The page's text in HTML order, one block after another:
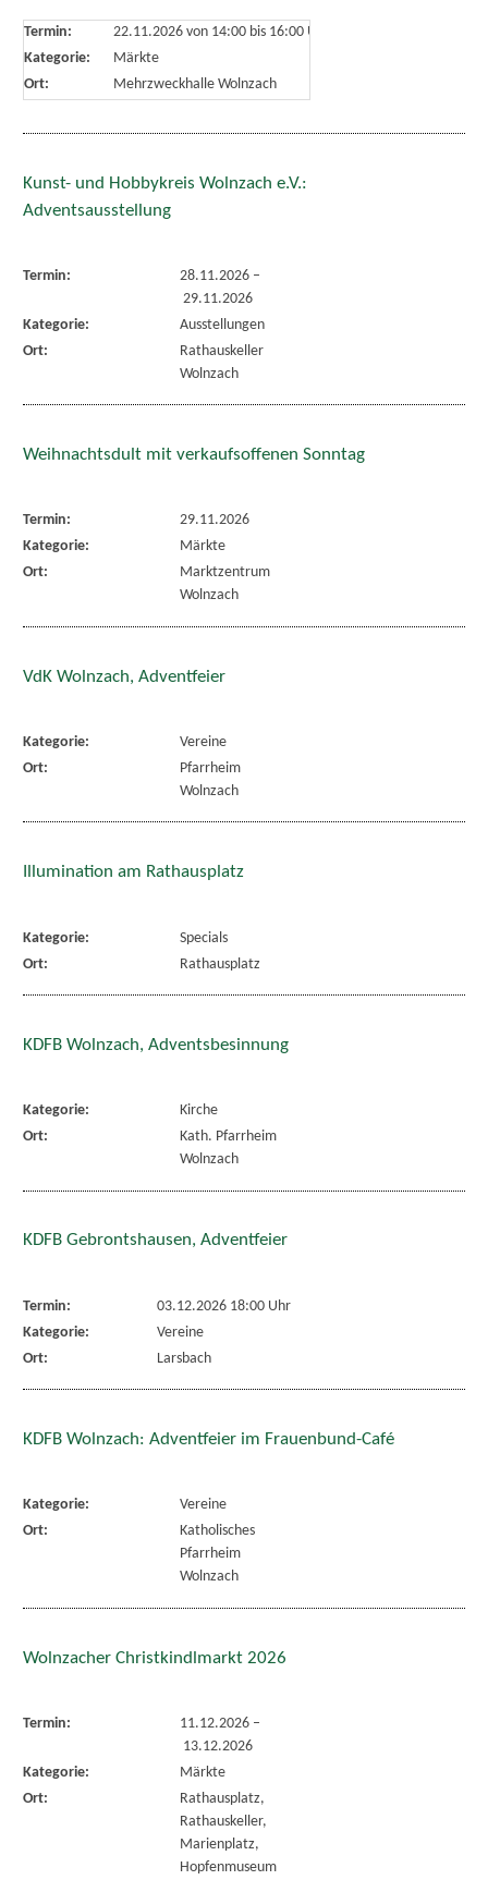
Termin: 22.11.2026 von 14:00bis 16:00 Uhr
Kategorie:
Märkte
Ort:
Mehrzweckhalle Wolnzach
Kunst- und Hobbykreis Wolnzach e.V.:
Adventsausstellung
Termin: 28.11.2026–
29.11.2026
Kategorie:
Ausstellungen
Ort:
Rathauskeller
Wolnzach
Weihnachtsdult mit verkaufsoffenen Sonntag
Termin:
29.11.2026
Kategorie:
Märkte
Ort:
Marktzentrum
Wolnzach
VdK Wolnzach, Adventfeier
Kategorie:
Vereine
Ort:
Pfarrheim
Wolnzach
Illumination am Rathausplatz
Kategorie:
Specials
Ort:
Rathausplatz
KDFB Wolnzach, Adventsbesinnung
Kategorie:
Kirche
Ort:
Kath. Pfarrheim
Wolnzach
KDFB Gebrontshausen, Adventfeier
Termin:
03.12.2026 18:00 Uhr
Kategorie:
Vereine
Ort:
Larsbach
KDFB Wolnzach: Adventfeier im Frauenbund-Café
Kategorie:
Vereine
Ort:
Katholisches
Pfarrheim
Wolnzach
Wolnzacher Christkindlmarkt 2026
Termin: 11.12.2026–
13.12.2026
Kategorie:
Märkte
Ort:
Rathausplatz,
Rathauskeller,
Marienplatz,
Hopfenmuseum